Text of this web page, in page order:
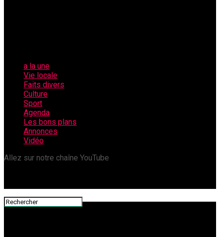
a la une
Vie locale
Faits divers
Culture
Sport
Agenda
Les bons plans
Annonces
Vidéo
Allez sur notre chaîne YouTube